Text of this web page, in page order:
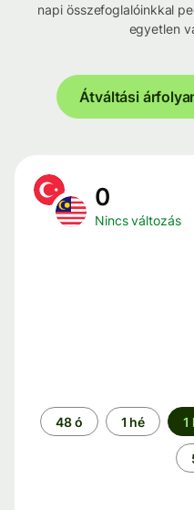
napi összefoglalóinkkal
egyetlen
Átváltási
0
Nincs változás
Időszak
48 ó 1 hé 1